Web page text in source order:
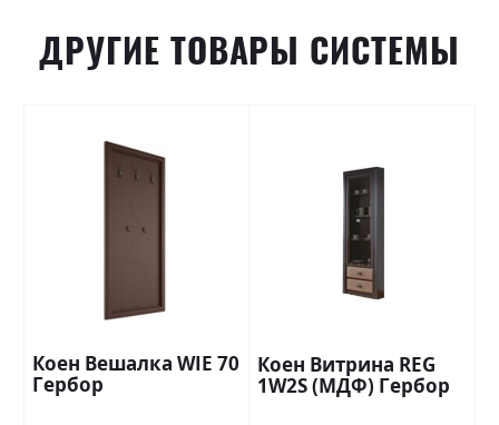
ДРУГИЕ ТОВАРЫ СИСТЕМЫ
Коен Вешалка WIE 70
Гербор
Коен Витрина REG
1W2S (МДФ) Гербор